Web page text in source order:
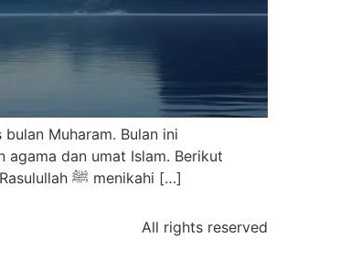
Muharam. Bulan ini
dan umat Islam. Berikut
Pernikahan Rasulullah ﷺ dengan Khadijah Rasulullah ﷺ menikahi […]
All rights reserved